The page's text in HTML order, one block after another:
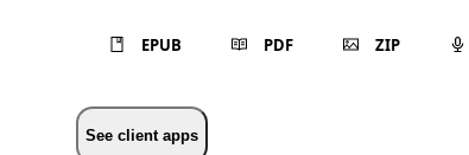
EPUB PDF ZIP
See client apps